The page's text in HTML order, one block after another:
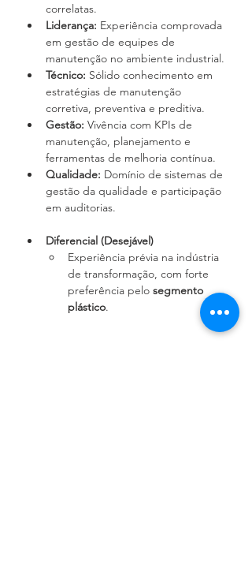
correlatas.
Liderança: Experiência comprovada
em gestão de equipes de
manutenção no ambiente industrial.
Técnico: Sólido conhecimento em
estratégias de manutenção
corretiva, preventiva e preditiva.
Gestão: Vivência com KPIs de
manutenção, planejamento e
ferramentas de melhoria contínua.
Qualidade: Domínio de sistemas de
gestão da qualidade e participação
em auditorias.
Diferencial (Desejável)
Experiência prévia na indústria
de transformação, com forte
preferência pelo segmento
plástico.